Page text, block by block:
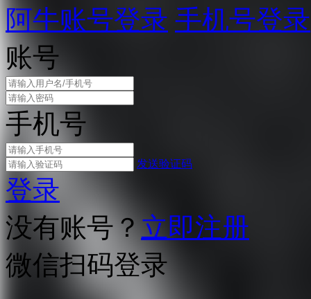
阿牛账号登录 手机号登录
账号
手机号
发送验证码
登录
没有账号？ 立即注册
微信扫码登录